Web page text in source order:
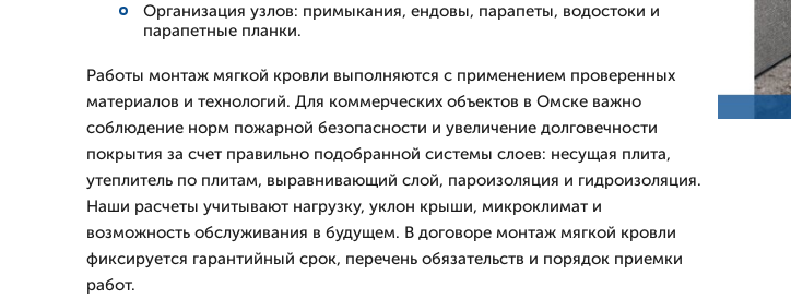
Организация узлов: примыкания, ендовы, парапеты, водостоки и
парапетные планки.
Работы монтаж мягкой кровли выполняются с применением проверенных
материалов и технологий. Для коммерческих объектов в Омске важно
соблюдение норм пожарной безопасности и увеличение долговечности
покрытия за счет правильно подобранной системы слоев: несущая плита,
утеплитель по плитам, выравнивающий слой, пароизоляция и гидроизоляция.
Наши расчеты учитывают нагрузку, уклон крыши, микроклимат и
возможность обслуживания в будущем. В договоре монтаж мягкой кровли
фиксируется гарантийный срок, перечень обязательств и порядок приемки
работ.